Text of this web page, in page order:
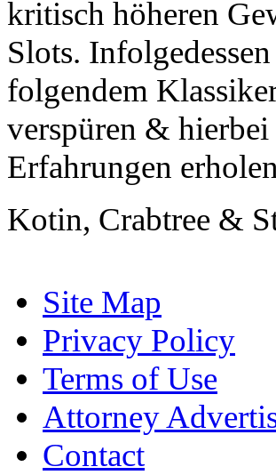
kritisch höheren
Slots.
folgendem
verspüren &
Erfahrungen
Kotin, Crabtree &
Site Map
Privacy Policy
Terms of Use
Attorney
Contact